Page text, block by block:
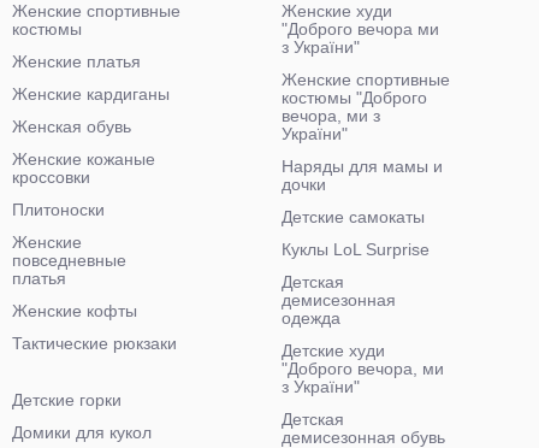
Женские спортивные
костюмы
Женские платья
Женские кардиганы
Женская обувь
Женские кожаные
кроссовки
Плитоноски
Женские
повседневные
платья
Женские кофты
Тактические рюкзаки
Женские худи
"Доброго вечора ми
з України"
Женские спортивные
костюмы "Доброго
вечора, ми з
України"
Наряды для мамы и
дочки
Детские самокаты
Куклы LoL Surprise
Детская
демисезонная
одежда
Детские худи
"Доброго вечора, ми
з України"
Детская
демисезонная обувь
Детские горки
Домики для кукол